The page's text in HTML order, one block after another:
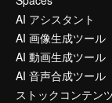
AI アシスタント
AI 画像生成ツール
AI 動画生成ツール
AI 音声合成ツール
ストックコンテン